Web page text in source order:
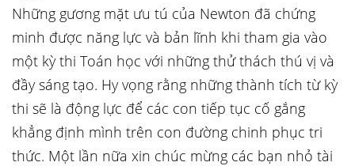
Những gương mặt ưu tú của Newton đã chứng
minh được năng lực và bản lĩnh khi tham gia vào
một kỳ thi Toán học với những thử thách thú vị và
đầy sáng tạo. Hy vọng rằng những thành tích từ kỳ
thi sẽ là động lực để các con tiếp tục cố gắng
khẳng định mình trên con đường chinh phục tri
thức. Một lần nữa xin chúc mừng các bạn nhỏ tài